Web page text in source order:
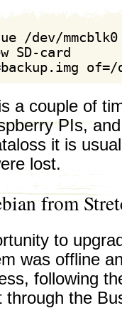
/dev/
SD-card
of=/
a couple of
PIs,
it is
lost.
from
to
was offline
following
through the